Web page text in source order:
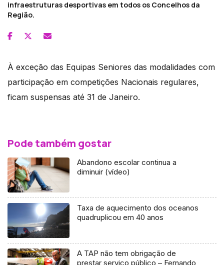
infraestruturas desportivas em todos os Concelhos da
Região.
À exceção das Equipas Seniores das modalidades com
participação em competições Nacionais regulares,
ficam suspensas até 31 de Janeiro.
Pode também gostar
Abandono escolar continua a
diminuir (vídeo)
Taxa de aquecimento dos oceanos
quadruplicou em 40 anos
A TAP não tem obrigação de
prestar serviço público – Fernando